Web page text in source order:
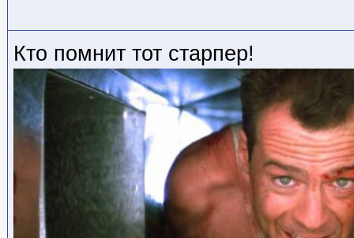
Кто помнит тот старпер!